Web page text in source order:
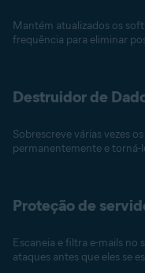
Mantém atualizados os
frequência para eliminar
Destruidor de
Sobrescreve várias vezes
permanentemente e torná-
Proteção de
Escaneia e filtra e-mails no
ataques antes que eles se